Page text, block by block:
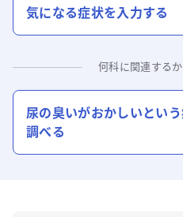
気になる症状を入力する
何科に関連する
尿の臭いがおかしい とい
調べる